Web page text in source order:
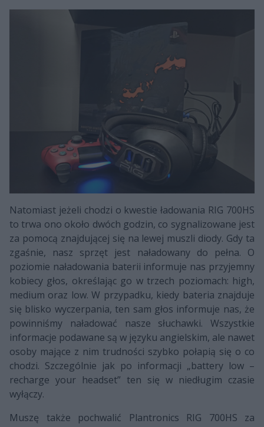
Natomiast jeżeli chodzi o kwestie ładowania RIG 700HS
to trwa ono około dwóch godzin, co sygnalizowane jest
za pomocą znajdującej się na lewej muszli diody. Gdy ta
zgaśnie, nasz sprzęt jest naładowany do pełna. O
poziomie naładowania baterii informuje nas przyjemny
kobiecy głos, określając go w trzech poziomach: high,
medium oraz low. W przypadku, kiedy bateria znajduje
się blisko wyczerpania, ten sam głos informuje nas, że
powinniśmy naładować nasze słuchawki. Wszystkie
informacje podawane są w języku angielskim, ale nawet
osoby mające z nim trudności szybko połapią się o co
chodzi. Szczególnie jak po informacji „battery low –
recharge your headset” ten się w niedługim czasie
wyłączy.
Muszę także pochwalić Plantronics RIG 700HS za